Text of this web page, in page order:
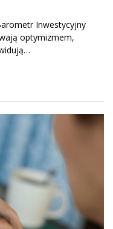
Inwestycyjny
optymizmem,